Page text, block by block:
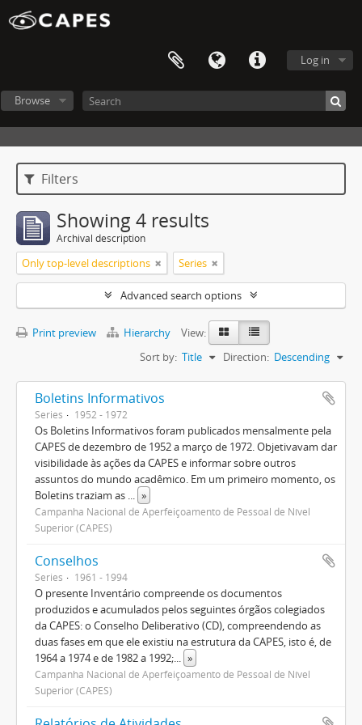
Log in
Browse
Filters
Showing 4 results
Archival description
Only top-level descriptions Series
Advanced search options
Print preview Hierarchy
View:
Sort by: Title Direction: Descending
Boletins Informativos
Series 1952 - 1972
Os Boletins Informativos foram publicados mensalmente pela
CAPES de dezembro de 1952 a março de 1972. Objetivavam dar
visibilidade às ações da CAPES e informar sobre outros
assuntos do mundo acadêmico. Em um primeiro momento, os
Boletins traziam as ... »
Campanha Nacional de Aperfeiçoamento de Pessoal de Nível
Superior (CAPES)
Conselhos
Series 1961 - 1994
O presente Inventário compreende os documentos
produzidos e acumulados pelos seguintes órgãos colegiados
da CAPES: o Conselho Deliberativo (CD), compreendendo as
duas fases em que ele existiu na estrutura da CAPES, isto é, de
1964 a 1974 e de 1982 a 1992;... »
Campanha Nacional de Aperfeiçoamento de Pessoal de Nível
Superior (CAPES)